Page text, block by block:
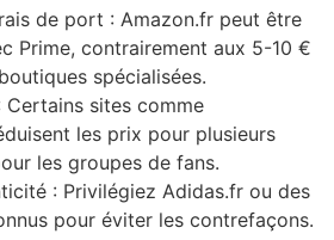
de port : Amazon.fr peut être
Prime, contrairement aux 5-10 €
spécialisées.
sites comme
les prix pour plusieurs
les groupes de fans.
: Privilégiez Adidas.fr ou des
pour éviter les contrefaçons.